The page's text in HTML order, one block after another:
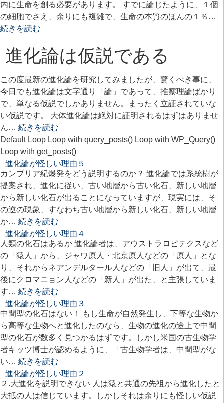
内に生命を創る必要があります。 すでに論じたように、１個
の細胞でさえ、余りにも複雑で、生命の本質のほんの１％…
続きを読む
進化論は仮説である
この度最新の進化論を研究してみましたが、驚くべき事に、
今日でも進化論は文字通り「論」であって、推察理論ばかり
で、単なる仮説でしかありません。まったく立証されていな
い仮説です。 大体進化論は絶対に証明されるはずはありませ
ん… 続きを読む
Default Loop Loop with query_posts() Loop with WP_Query()
Loop with get_posts()
進化論が怪しい理由５
カンブリア紀爆発をどう説明するのか？ 進化論では系統樹が
提案され、進化に従い、古い地層から古い化石、新しい地層
から新しい化石が出ることになっていますが、現実には、そ
の逆の現象、すなわち古い地層から新しい化石、新しい地層
か… 続きを読む
進化論が怪しい理由４
人類の化石はあるか 進化論者は、アウストラロピテクスなど
の「猿人」から、ジャワ原人・北京原人などの「原人」とな
り、それからネアンデルタール人などの「旧人」が出て、最
後にクロマニョン人などの「新人」が出た、と主張していま
す… 続きを読む
進化論が怪しい理由３
中間型の化石はない！ もし生命が自然発生し、下等な生物か
ら高等な生物へと進化したのなら、生物の進化の途上で中間
型の化石が数多く見つかるはずです。しかし米国の古生物学
者キッツ博士が認めるように、「古生物学者は、中間型がな
い… 続きを読む
進化論が怪しい理由２
２.大進化を説明できない 人は猿と共通の先祖から進化したと
大抵の人は信じています。しかしそれは余りにも怪しい仮説